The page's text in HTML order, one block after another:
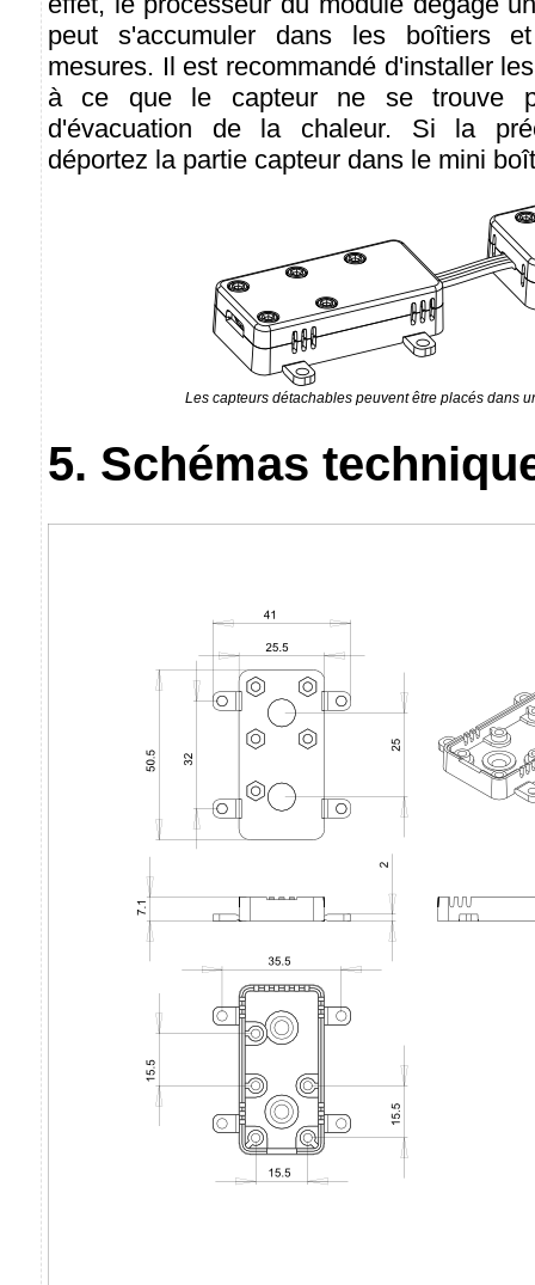
peut s'accumuler dans les boîtiers
mesures. Il est recommandé d'installer
à ce que le capteur ne se trouve
d'évacuation de la chaleur. Si la
déportez la partie capteur dans le mini
Les capteurs détachables peuvent être placés dans
5. Schémas